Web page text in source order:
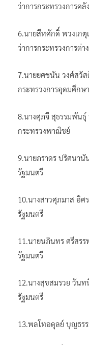
ว่าการกระทรวงการคลัง
6.นายสีหศักดิ์ พวงเก
ว่าการกระทรวงการต่า
7.นายยศชนัน วงศ์สวัส
กระทรวงการอุดมศึกษ
8.นางศุภจี สุธรรมพันธุ์
กระทรวงพาณิชย์
9.นายภราดร ปริศนา
รัฐมนตรี
10.นางสาวศุภมาส อิศ
รัฐมนตรี
11.นายนภินทร ศรีสร
รัฐมนตรี
12.นางสุขสมรวย วัน
รัฐมนตรี
13.พลโทอดุลย์ บุญธรร